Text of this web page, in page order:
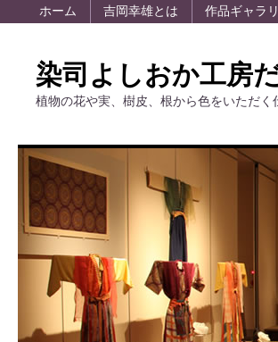
ホーム 吉岡幸雄とは 作品ギャラ
染司よしおか工房
植物の花や実、樹皮、根から色をいただく